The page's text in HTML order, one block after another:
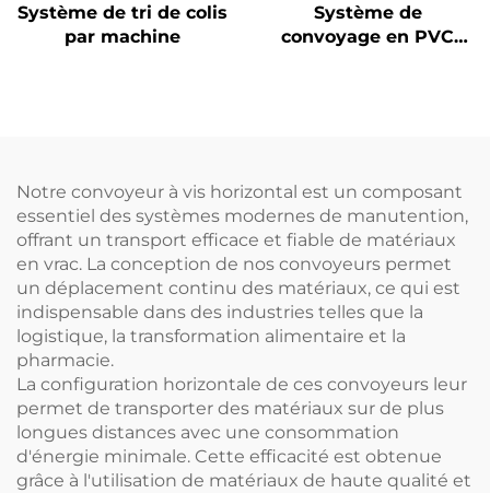
Système de tri de colis
par machine
Système de
convoyage en PVC
Notre convoyeur à vis horizontal est un composant
essentiel des systèmes modernes de manutention,
offrant un transport efficace et fiable de matériaux
en vrac. La conception de nos convoyeurs permet
un déplacement continu des matériaux, ce qui est
indispensable dans des industries telles que la
logistique, la transformation alimentaire et la
pharmacie.
La configuration horizontale de ces convoyeurs leur
permet de transporter des matériaux sur de plus
longues distances avec une consommation
d'énergie minimale. Cette efficacité est obtenue
grâce à l'utilisation de matériaux de haute qualité et